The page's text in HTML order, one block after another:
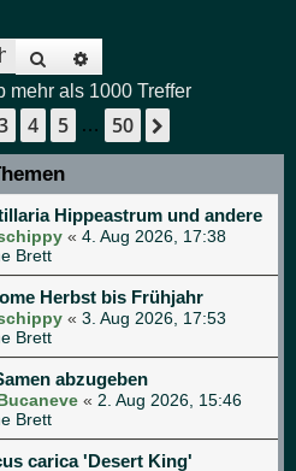
Suche
mehr als 1000 Treffer
50
4 5 … 50
Hippeastrum und andere
« 4. Aug 2026, 17:38
Brett
Herbst bis Frühjahr
« 3. Aug 2026, 17:53
Brett
abzugeben
« 2. Aug 2026, 15:46
Brett
carica 'Desert King'